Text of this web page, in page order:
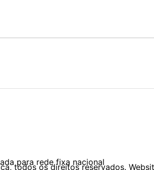
para rede fixa nacional
todos os direitos reservados.